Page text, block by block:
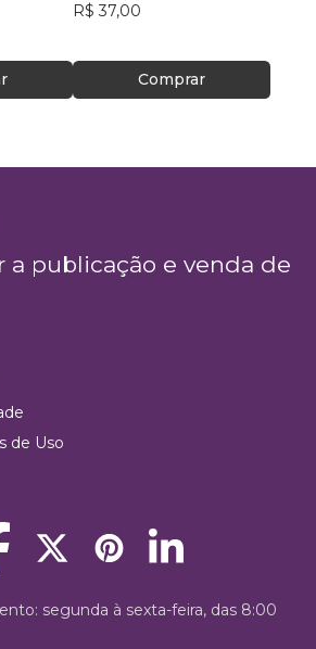
R$ 37,00
Comprar
a publicação e venda de
de Uso
segunda à sexta-feira, das 8:00